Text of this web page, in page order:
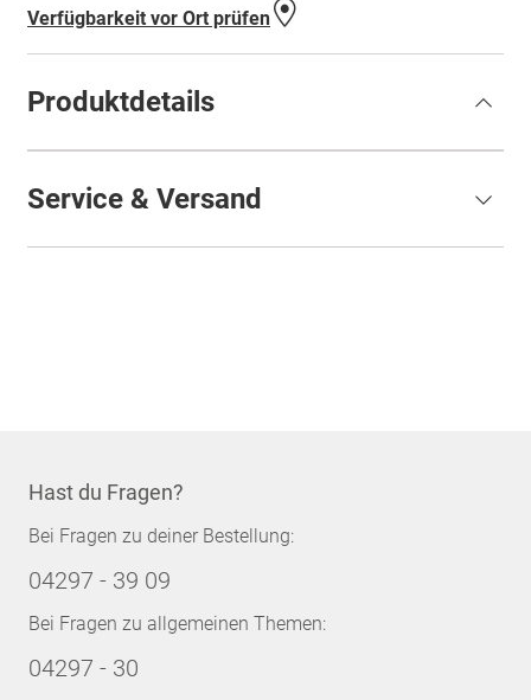
Verfügbarkeit vor Ort prüfen
Produktdetails
Service & Versand
Hast du Fragen?
Bei Fragen zu deiner Bestellung:
04297 - 39 09
Bei Fragen zu allgemeinen Themen:
04297 - 30